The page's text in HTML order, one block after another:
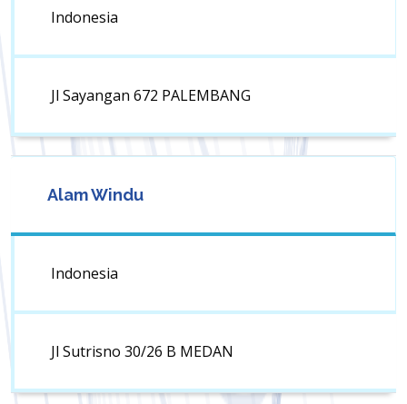
Indonesia
Jl Sayangan 672 PALEMBANG
Alam Windu
Indonesia
Jl Sutrisno 30/26 B MEDAN